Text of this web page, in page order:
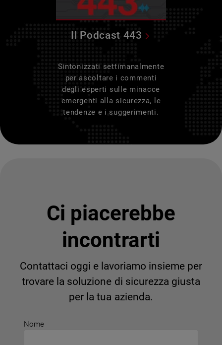
Il Podcast 443
Sintonizzati settimanalmente
per ascoltare i commenti
degli esperti sulle minacce
emergenti alla sicurezza, le
tendenze e i suggerimenti.
Nome
Ci piacerebbe
incontrarti
Contattaci oggi e lavoriamo insieme per
trovare la soluzione di sicurezza giusta
per la tua azienda.